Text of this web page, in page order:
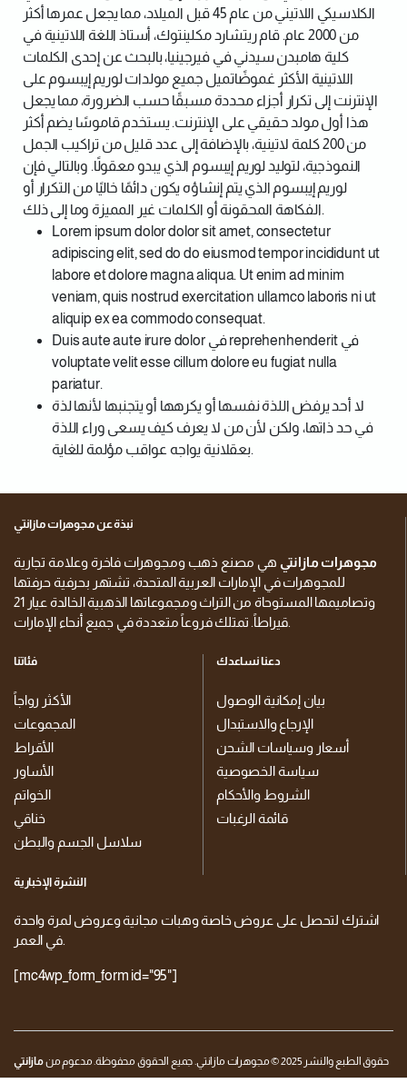
الكلاسيكي اللاتيني من عام 45 قبل الميلاد، مما يجعل عمرها أكثر
من 2000 عام. قام ريتشارد مكلينتوك، أستاذ اللغة اللاتينية في
كلية هامبدن سيدني في فيرجينيا، بالبحث عن إحدى الكلمات
اللاتينية الأكثر غموضًاتميل جميع مولدات لوريم إيبسوم على
الإنترنت إلى تكرار أجزاء محددة مسبقًا حسب الضرورة، مما يجعل
هذا أول مولد حقيقي على الإنترنت. يستخدم قاموسًا يضم أكثر
من 200 كلمة لاتينية، بالإضافة إلى عدد قليل من تراكيب الجمل
النموذجية، لتوليد لوريم إيبسوم الذي يبدو معقولًا. وبالتالي فإن
لوريم إيبسوم الذي يتم إنشاؤه يكون دائمًا خاليًا من التكرار أو
الفكاهة المحقونة أو الكلمات غير المميزة وما إلى ذلك.
Lorem ipsum dolor dolor sit amet, consectetur
adipiscing elit, sed do do eiusmod tempor incididunt ut
labore et dolore magna aliqua. Ut enim ad minim
veniam, quis nostrud exercitation ullamco laboris ni ut
aliquip ex ea commodo consequat.
Duis aute aute irure dolor في reprehenhenderit في
voluptate velit esse cillum dolore eu fugiat nulla
pariatur.
لا أحد يرفض اللذة نفسها أو يكرهها أو يتجنبها لأنها لذة
في حد ذاتها، ولكن لأن من لا يعرف كيف يسعى وراء اللذة
بعقلانية يواجه عواقب مؤلمة للغاية.
نبذة عن مجوهرات مازانتي
مجوهرات مازانتي هي مصنع ذهب ومجوهرات فاخرة وعلامة تجارية
للمجوهرات في الإمارات العربية المتحدة، تشتهر بحرفية حرفتها
وتصاميمها المستوحاة من التراث ومجموعاتها الذهبية الخالدة عيار 21
فئاتنا
الأكثر رواجاً
المجموعات
الأقراط
الأساور
الخواتم
خناقي
سلاسل الجسم والبطن
دعنا نساعدك
بيان إمكانية الوصول
الإرجاع والاستبدال
أسعار وسياسات الشحن
سياسة الخصوصية
الشروط والأحكام
قائمة الرغبات
النشرة الإخبارية
اشترك لتحصل على عروض خاصة وهبات مجانية وعروض لمرة واحدة
في العمر.
[mc4wp_form_form id="95"]
حقوق الطبع والنشر 2025 © مجوهرات مازانتي. جميع الحقوق محفوظة. مدعوم من مازانتي